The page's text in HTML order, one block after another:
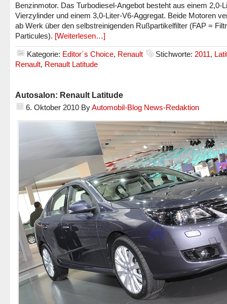
Benzinmotor. Das Turbodiesel-Angebot besteht aus einem 2,0-
Vierzylinder und einem 3,0-Liter-V6-Aggregat. Beide Motoren
ab Werk über den selbstreinigenden Rußpartikelfilter (FAP =
Particules). [Weiterlesen…]
Kategorie: Editor´s Choice, Renault Stichworte: 2011,
Renault, Renault Latitude
Autosalon: Renault Latitude
6. Oktober 2010 ByAutomobil-Blog News-Redaktion